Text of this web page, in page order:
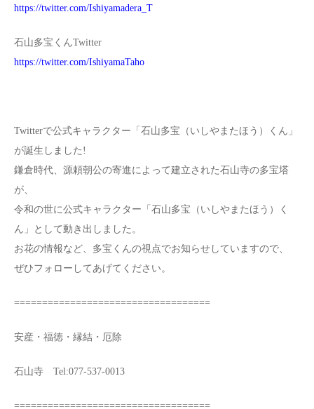
https://twitter.com/Ishiyamadera_T
石山多宝くんTwitter
https://twitter.com/IshiyamaTaho
Twitterで公式キャラクター「石山多宝（いしやまたほう）くん」
が誕生しました!
鎌倉時代、源頼朝公の寄進によって建立された石山寺の多宝塔
が、
令和の世に公式キャラクター「石山多宝（いしやまたほう）く
ん」として動き出しました。
お花の情報など、多宝くんの視点でお知らせしていますので、
ぜひフォローしてあげてください。
===================================
安産・福徳・縁結・厄除
石山寺 Tel:077-537-0013
===================================